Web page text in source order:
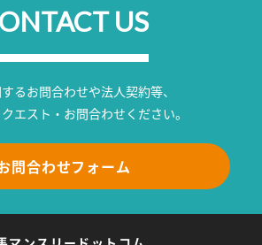
US
るお問合わせや法人契約等、
エスト・お問合わせください。
問合わせフォーム